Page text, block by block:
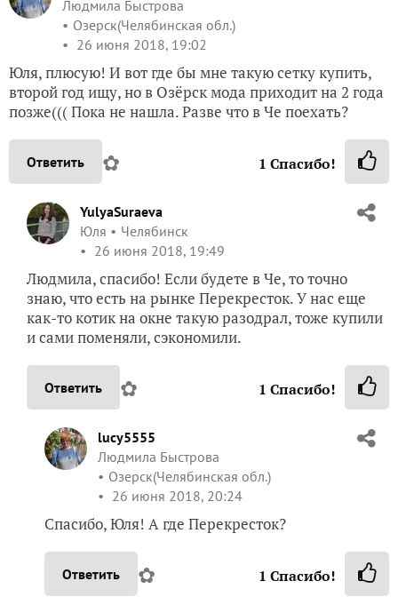
Людмила Быстрова
Озерск(Челябинская обл.)
26 июня 2018, 19:02
Юля, плюсую! И вот где бы мне такую сетку купить,
второй год ищу, но в Озёрск мода приходит на 2 года
позже((( Пока не нашла. Разве что в Че поехать?
Ответить ✿ 1 Спасибо!
YulyaSuraeva
Юля
Челябинск
26 июня 2018, 19:49
Людмила, спасибо! Если будете в Че, то точно
знаю, что есть на рынке Перекресток. У нас еще
как-то котик на окне такую разодрал, тоже купили
и сами поменяли, сэкономили.
Ответить ✿ 1 Спасибо!
lucy5555
Людмила Быстрова
Озерск(Челябинская обл.)
26 июня 2018, 20:24
Спасибо, Юля! А где Перекресток?
Ответить ✿ 1 Спасибо!